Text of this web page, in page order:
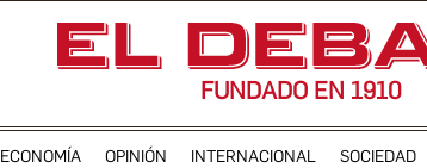
FUNDADO EN 1910
ECONOMÍA OPINIÓN INTERNACIONAL SOCIEDAD